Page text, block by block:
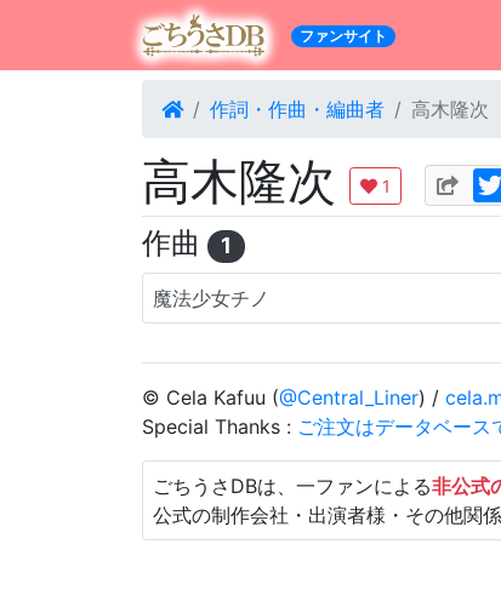
ファンサイト
作詞・作曲・編曲者 高木隆次
高木隆次 1
作曲 1
魔法少女チノ
© Cela Kafuu (@Central_Liner) /
Special Thanks : ご注文はデータベース
ごちうさDBは、一ファンによる非公式
公式の制作会社・出演者様・その他関